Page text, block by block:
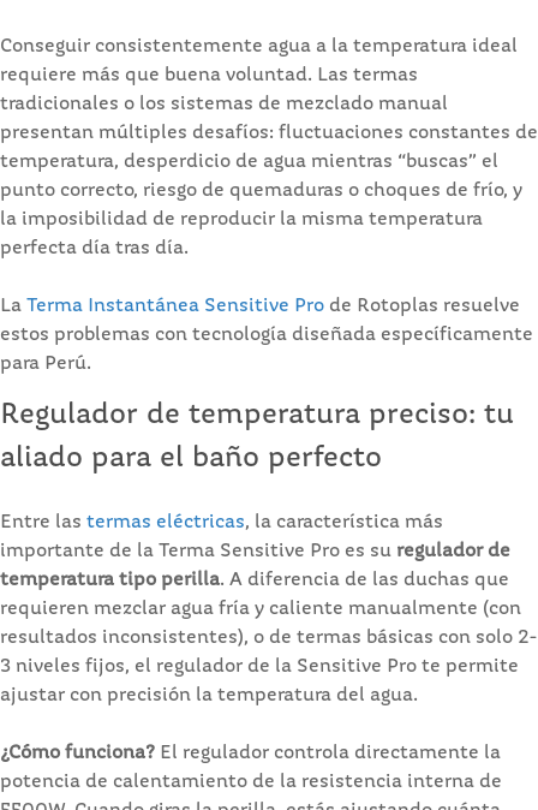
Conseguir consistentemente agua a la temperatura ideal
requiere más que buena voluntad. Las termas
tradicionales o los sistemas de mezclado manual
presentan múltiples desafíos: fluctuaciones constantes de
temperatura, desperdicio de agua mientras “buscas” el
punto correcto, riesgo de quemaduras o choques de frío, y
la imposibilidad de reproducir la misma temperatura
perfecta día tras día.
La Terma Instantánea Sensitive Pro de Rotoplas resuelve
estos problemas con tecnología diseñada específicamente
para Perú.
Regulador de temperatura preciso: tu
aliado para el baño perfecto
Entre las termas eléctricas, la característica más
importante de la Terma Sensitive Pro es su regulador de
temperatura tipo perilla. A diferencia de las duchas que
requieren mezclar agua fría y caliente manualmente (con
resultados inconsistentes), o de termas básicas con solo 2-
3 niveles fijos, el regulador de la Sensitive Pro te permite
ajustar con precisión la temperatura del agua.
¿Cómo funciona? El regulador controla directamente la
potencia de calentamiento de la resistencia interna de